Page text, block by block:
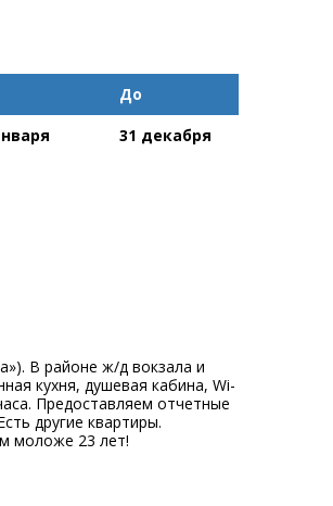
До
31 декабря
В районе ж/д вокзала и
кухня, душевая кабина, Wi-
Предоставляем отчетные
другие квартиры.
моложе 23 лет!